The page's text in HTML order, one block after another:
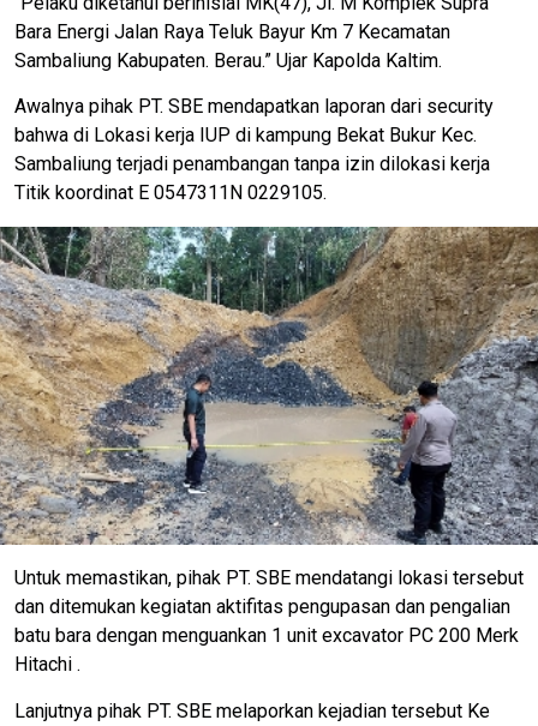
Bara Energi Jalan Raya Teluk Bayur Km 7 Kecamatan
Sambaliung Kabupaten. Berau.” Ujar Kapolda Kaltim.
Awalnya pihak PT. SBE mendapatkan laporan dari security
bahwa di Lokasi kerja IUP di kampung Bekat Bukur Kec.
Sambaliung terjadi penambangan tanpa izin dilokasi kerja
Titik koordinat E 0547311N 0229105.
Untuk memastikan, pihak PT. SBE mendatangi lokasi tersebut
dan ditemukan kegiatan aktifitas pengupasan dan pengalian
batu bara dengan menguankan 1 unit excavator PC 200 Merk
Hitachi .
Lanjutnya pihak PT. SBE melaporkan kejadian tersebut Ke